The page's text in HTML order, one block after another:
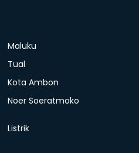
Maluku
Tual
Kota Ambon
Noer Soeratmoko
Listrik